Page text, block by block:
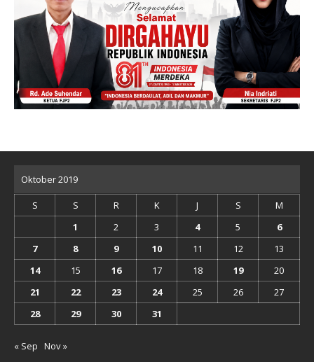
Oktober 2019
S S R K J S
M
1
2 3 4 5
6
7
8 9 10 11 12
13
14
15 16 17 18 19
20
21
22 23 24 25 26
27
28
29 30 31
« Sep Nov »